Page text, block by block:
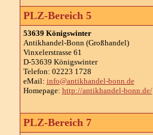
PLZ-Bereich 5
53639 Königswinter
Antikhandel-Bonn (Großhandel)
Vinxelerstrasse 61
D-53639 Königswinter
Telefon: 02223 1728
eMail: info@antikhandel-bonn.de
Homepage: http://antikhandel-bonn.de/
PLZ-Bereich 7